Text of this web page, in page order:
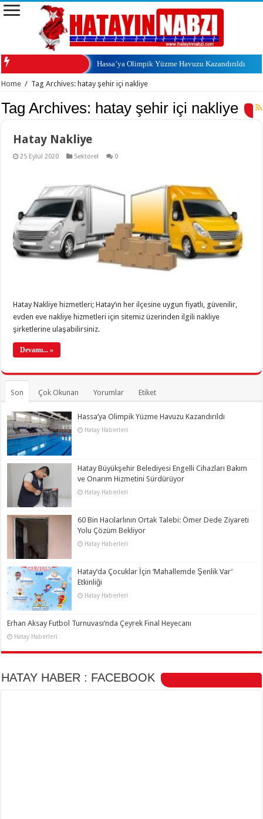
Hassa’ya Olimpik Yüzme Havuzu Kazandırıldı
Home / Tag Archives: hatay şehir içi nakliye
Tag Archives: hatay şehir içi nakliye
Hatay Nakliye
25 Eylül 2020 Sektörel 0
Hatay Nakliye hizmetleri; Hatay’ın her ilçesine uygun fiyatlı, güvenilir,
evden eve nakliye hizmetleri için sitemiz üzerinden ilgili nakliye
şirketlerine ulaşabilirsiniz.
Devamı... »
Son Çok Okunan Yorumlar Etiket
Hassa’ya Olimpik Yüzme Havuzu Kazandırıldı
Hatay Haberleri
Hatay Büyükşehir Belediyesi Engelli Cihazları Bakım
ve Onarım Hizmetini Sürdürüyor
Hatay Haberleri
60 Bin Hacılarlının Ortak Talebi: Ömer Dede Ziyareti
Yolu Çözüm Bekliyor
Hatay Haberleri
Hatay’da Çocuklar İçin ‘Mahallemde Şenlik Var’
Etkinliği
Hatay Haberleri
Erhan Aksay Futbol Turnuvası’nda Çeyrek Final Heyecanı
Hatay Haberleri
HATAY HABER : FACEBOOK